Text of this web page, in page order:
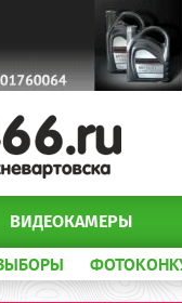
ВИДЕОКАМЕРЫ